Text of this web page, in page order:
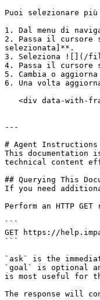
Puoi selezionare
1. Dal menu di
2. Passa il cursore
selezionata]**.
3. Seleziona ![](/
4. Passa il cursore
5. Cambia o
6. Una volta
---
# Agent Instructions
This documentation
technical content
## Querying This
If you need
Perform an HTTP
```
GET https://
```
`ask` is the
`goal` is optional
is most useful for
The response will